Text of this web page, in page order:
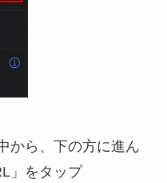
から、下の方に進ん
」をタップ